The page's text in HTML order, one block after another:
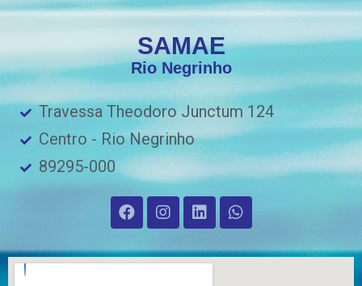
SAMAE
Rio Negrinho
Travessa Theodoro Junctum 124
Centro - Rio Negrinho
89295-000